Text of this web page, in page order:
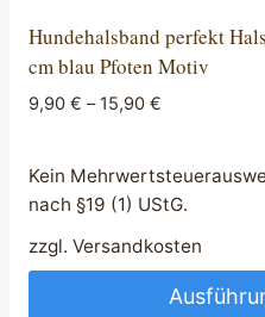
Hundehalsband perfekt
cm blau Pfoten Motiv
9,90 € –15,90 €
Kein
nach §19 (1) UStG.
zzgl. Versandkosten